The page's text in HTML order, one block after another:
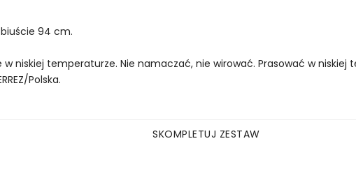
94 cm.
niskiej temperaturze. Nie namaczać, nie wirować. Prasować w
Polska.
SKOMPLETUJ ZESTAW